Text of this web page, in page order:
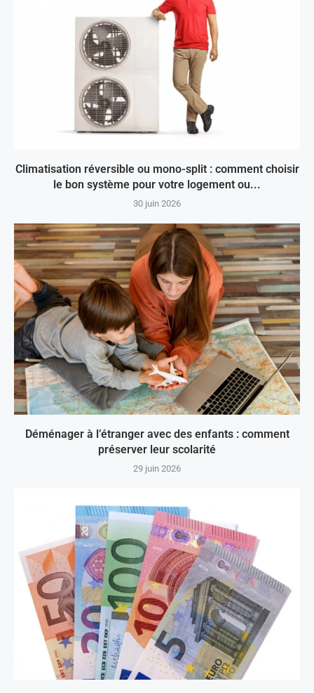
Climatisation réversible ou mono-split : comment choisir
le bon système pour votre logement ou...
30 juin 2026
Déménager à l’étranger avec des enfants : comment
préserver leur scolarité
29 juin 2026